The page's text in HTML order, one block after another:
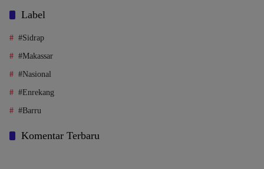
Label
#Sidrap
#Makassar
#Nasional
#Enrekang
#Barru
Komentar Terbaru